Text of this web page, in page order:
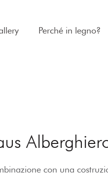
Perché in legno?
con una